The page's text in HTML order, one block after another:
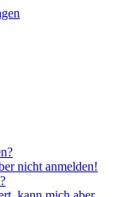
nicht anmelden!